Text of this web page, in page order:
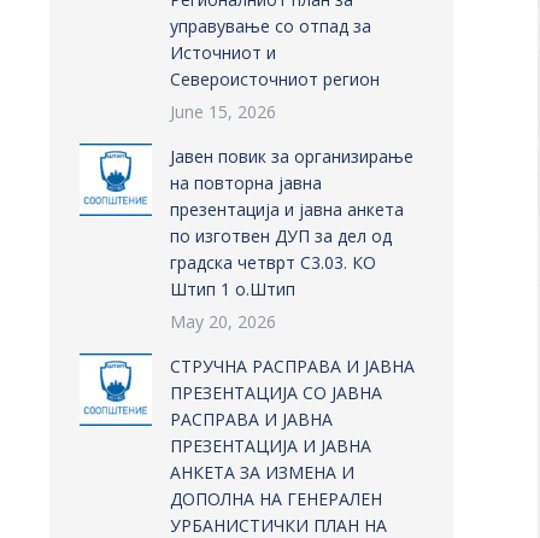
управување со отпад за
Источниот и
Североисточниот регион
June 15, 2026
Јавен повик за организирање
на повторна јавна
презентација и јавна анкета
по изготвен ДУП за дел од
градска четврт С3.03. КО
Штип 1 о.Штип
May 20, 2026
СТРУЧНА РАСПРАВА И ЈАВНА
ПРЕЗЕНТАЦИЈА СО ЈАВНА
РАСПРАВА И ЈАВНА
ПРЕЗЕНТАЦИЈА И ЈАВНА
АНКЕТА ЗА ИЗМЕНА И
ДОПОЛНА НА ГЕНЕРАЛЕН
УРБАНИСТИЧКИ ПЛАН НА